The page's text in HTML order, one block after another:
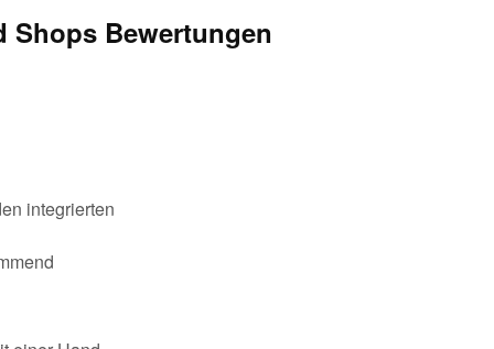
Shops Bewertungen
integrierten